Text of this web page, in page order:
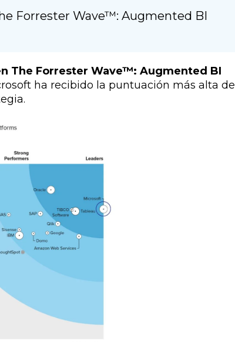
Forrester Wave™: Augmented BI
The Forrester Wave™: Augmented BI
ha recibido la puntuación más alta de